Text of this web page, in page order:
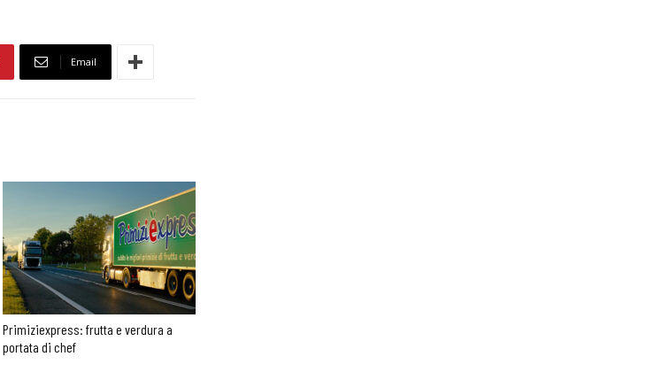
Email
Primiziexpress: frutta e verdura a
portata di chef